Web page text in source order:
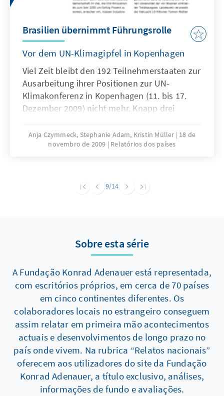
Brasilien übernimmt Führungsrolle
Vor dem UN-Klimagipfel in Kopenhagen
Viel Zeit bleibt den 192 Teilnehmerstaaten zur
Ausarbeitung ihrer Positionen zur UN-
Klimakonferenz in Kopenhagen (11. bis 17.
Dezember 2009) nicht mehr. Knapp drei
Möglichkeit, dass sich die internationale
Staatengemeinschaft auf einen
immer weiter in die Ferne zu rücken. Doch es
Anja Czymmeck, Stephanie Adam, Kristin Müller
18 de
novembro de 2009
Relatórios dos países
9/14
Sobre esta série
A Fundação Konrad Adenauer está representada,
com escritórios próprios, em cerca de 70 países
em cinco continentes diferentes. Os
colaboradores locais no estrangeiro conseguem
assim relatar em primeira mão acontecimentos
actuais e desenvolvimentos de longo prazo no
país onde vivem. Na rubrica “Relatos nacionais”
oferecem aos utilizadores do site da Fundação
Konrad Adenauer, a título exclusivo, análises,
informações de fundo e avaliações.